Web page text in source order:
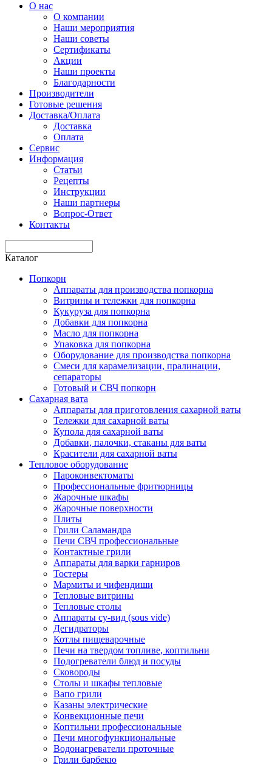
О нас
О компании
Наши мероприятия
Наши советы
Сертификаты
Акции
Наши проекты
Благодарности
Производители
Готовые решения
Доставка/Оплата
Доставка
Оплата
Сервис
Информация
Статьи
Рецепты
Инструкции
Наши партнеры
Вопрос-Ответ
Контакты
Каталог
Попкорн
Аппараты для производства попкорна
Витрины и тележки для попкорна
Кукуруза для попкорна
Добавки для попкорна
Масло для попкорна
Упаковка для попкорна
Оборудование для производства попкорна
Смеси для карамелизации, пралинации,
сепараторы
Готовый и СВЧ попкорн
Сахарная вата
Аппараты для приготовления сахарной ваты
Тележки для сахарной ваты
Купола для сахарной ваты
Добавки, палочки, стаканы для ваты
Красители для сахарной ваты
Тепловое оборудование
Пароконвектоматы
Профессиональные фритюрницы
Жарочные шкафы
Жарочные поверхности
Плиты
Грили Саламандра
Печи СВЧ профессиональные
Контактные грили
Аппараты для варки гарниров
Тостеры
Мармиты и чифендиши
Тепловые витрины
Тепловые столы
Аппараты су-вид (sous vide)
Дегидраторы
Котлы пищеварочные
Печи на твердом топливе, коптильни
Подогреватели блюд и посуды
Сковороды
Столы и шкафы тепловые
Вапо грили
Казаны электрические
Конвекционные печи
Коптильни профессиональные
Печи многофункциональные
Водонагреватели проточные
Грили барбекю